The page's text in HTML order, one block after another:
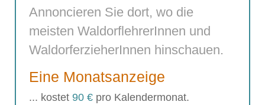
Annoncieren Sie dort, wo die
meisten WaldorflehrerInnen und
WaldorferzieherInnen hinschauen.
Eine Monatsanzeige
... kostet 90 € pro Kalendermonat.